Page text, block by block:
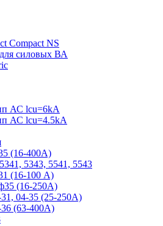
Compact NS
силовых ВА
АС lcu=6kA
АС lcu=4.5kA
(16-400А)
5343, 5541, 5543
(16-100 А)
(16-250А)
04-35 (25-250А)
(63-400А)